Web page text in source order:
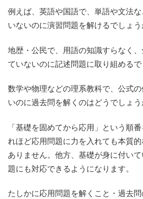
例えば、英語や国語で、単語や文法
いないのに演習問題を解けるでしょう
地歴・公民で、用語の知識すらなく
ていないのに記述問題に取り組めるで
数学や物理などの理系教科で、公式
いのに過去問を解くのはどうでしょう
「基礎を固めてから応用」という順
れほど応用問題に力を入れても本質
ありません。他方、基礎が身に付い
題にも対応できるようになります。
たしかに応用問題を解くこと・過去